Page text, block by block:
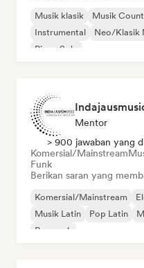
Musik klasik Musik
Instrumental
Neo/Klasik
Piano Solo
Mentor
> 900 jawaban yang
Komersial/Mainstream
Funk
Berikan saran yang
Komersial/Mainstream
Musik Latin
Pop Latin
Pop rock